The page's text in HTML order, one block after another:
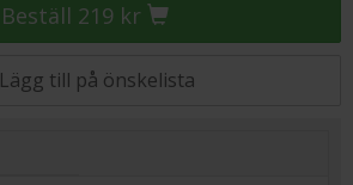
Beställ 219 kr
Lägg till på önskelista